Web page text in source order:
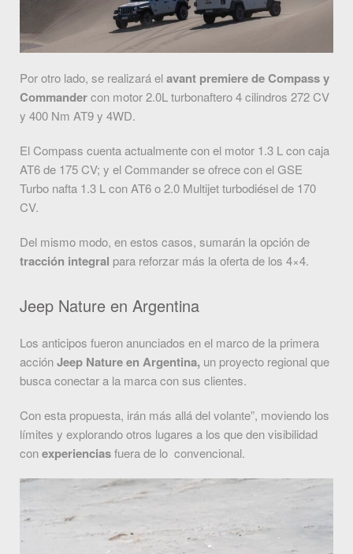
Por otro lado, se realizará elavant premiere de Compass y
Commandercon motor 2.0L turbonaftero 4 cilindros 272 CV
y 400 Nm AT9 y 4WD.
El Compass cuenta actualmente con el motor 1.3 L con caja
AT6 de 175 CV; y el Commander se ofrece con el GSE
Turbo nafta 1.3 L con AT6 o 2.0 Multijet turbodiésel de 170
CV.
Del mismo modo, en estos casos, sumarán la opción de
tracción integral para reforzar más la oferta de los 4×4.
Jeep Nature en Argentina
Los anticipos fueron anunciados en el marco de la primera
acciónJeep Nature en Argentina, un proyecto regional que
busca conectar a la marca con sus clientes.
Con esta propuesta, irán más allá del volante”, moviendo los
límites y explorando otros lugares a los que den visibilidad
conexperienciasfuera de lo convencional.